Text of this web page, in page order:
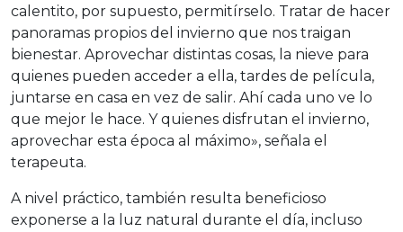
calentito, por supuesto, permitírselo. Tratar de hacer
panoramas propios del invierno que nos traigan
bienestar. Aprovechar distintas cosas, la nieve para
quienes pueden acceder a ella, tardes de película,
juntarse en casa en vez de salir. Ahí cada uno ve lo
que mejor le hace. Y quienes disfrutan el invierno,
aprovechar esta época al máximo», señala el
terapeuta.
A nivel práctico, también resulta beneficioso
exponerse a la luz natural durante el día, incluso